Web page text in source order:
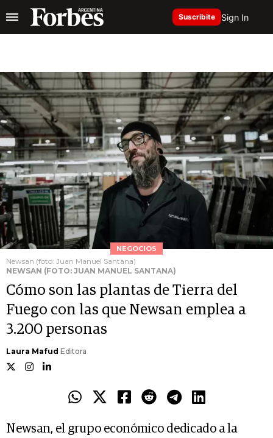
Suscribite Sign In
NEGOCIOS
Newsan (foto: Juan Manuel Santana)
NEWSAN (FOTO: JUAN MANUEL SANTANA)
Cómo son las plantas de Tierra del
Fuego con las que Newsan emplea a
3.200 personas
Laura Mafud Editora
Newsan, el grupo económico dedicado a la